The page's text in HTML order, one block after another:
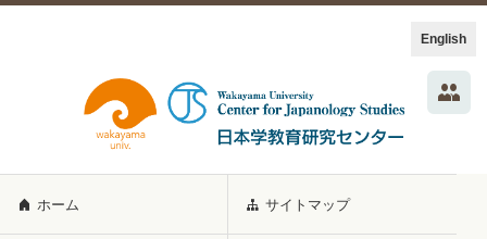
English
ホーム サイトマップ